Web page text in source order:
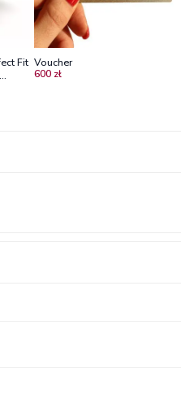
Fit Voucher
600 zł